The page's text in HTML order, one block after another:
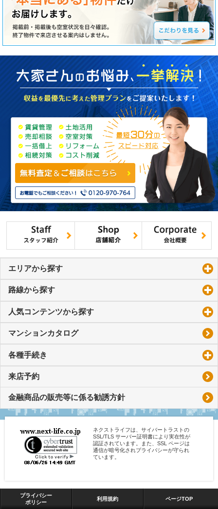
エリアから探す
路線から探す
人気コンテンツから探す
マンションカタログ
各種手続き
来店予約
金融商品の販売等に係る勧誘方針
ネクストライフは、サイバートラストの
SSL/TLS サーバー証明書により実在性が
認証されています。また、SSL ページは
通信が暗号化されプライバシーが守られ
ています。
プライバシー
ポリシー
利用規約 ページTOP